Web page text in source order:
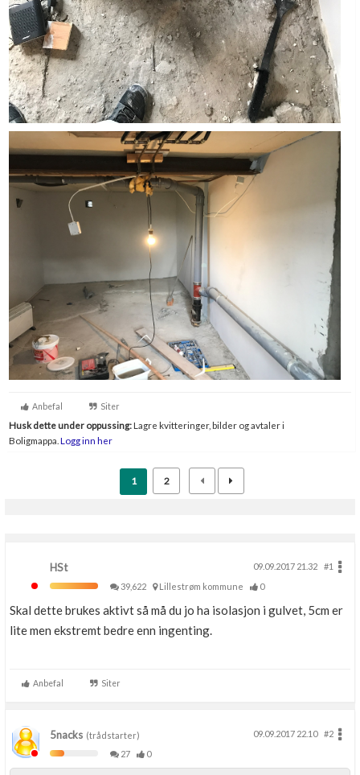
Anbefal Siter
Husk dette under oppussing:Lagre kvitteringer, bilder og avtaler i
Boligmappa. Logg inn her
1 2
HSt 09.09.2017 21.32
#1
39,622
Lillestrøm kommune 0
Skal dette brukes aktivt så må du jo ha isolasjon i gulvet, 5cm er
lite men ekstremt bedre enn ingenting.
Anbefal Siter
5nacks (trådstarter) 09.09.2017 22.10
#2
27
0